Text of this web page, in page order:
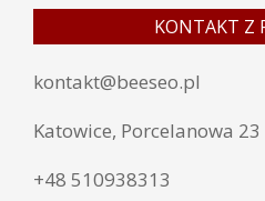
KONTAKT Z
kontakt@beeseo.pl
Katowice, Porcelanowa 23
+48 510938313